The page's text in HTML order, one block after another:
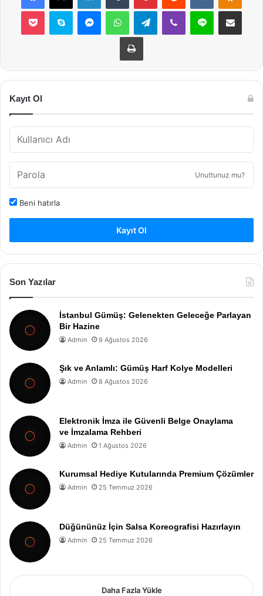
Pocket Skype MessengerWhatsAppTelegramViber Line E-Posta ile
Yazdır
Kayıt Ol
Unuttunuz mu?
Beni hatırla
Kayıt Ol
Son Yazılar
İstanbul Gümüş: Gelenekten Geleceğe Parlayan
Bir Hazine
Admin 9 Ağustos 2026
Şık ve Anlamlı: Gümüş Harf Kolye Modelleri
Admin 8 Ağustos 2026
Elektronik İmza ile Güvenli Belge Onaylama
ve İmzalama Rehberi
Admin 1 Ağustos 2026
Kurumsal Hediye Kutularında Premium Çözümler
Admin 25 Temmuz 2026
Düğününüz İçin Salsa Koreografisi Hazırlayın
Admin 25 Temmuz 2026
Daha Fazla Yükle